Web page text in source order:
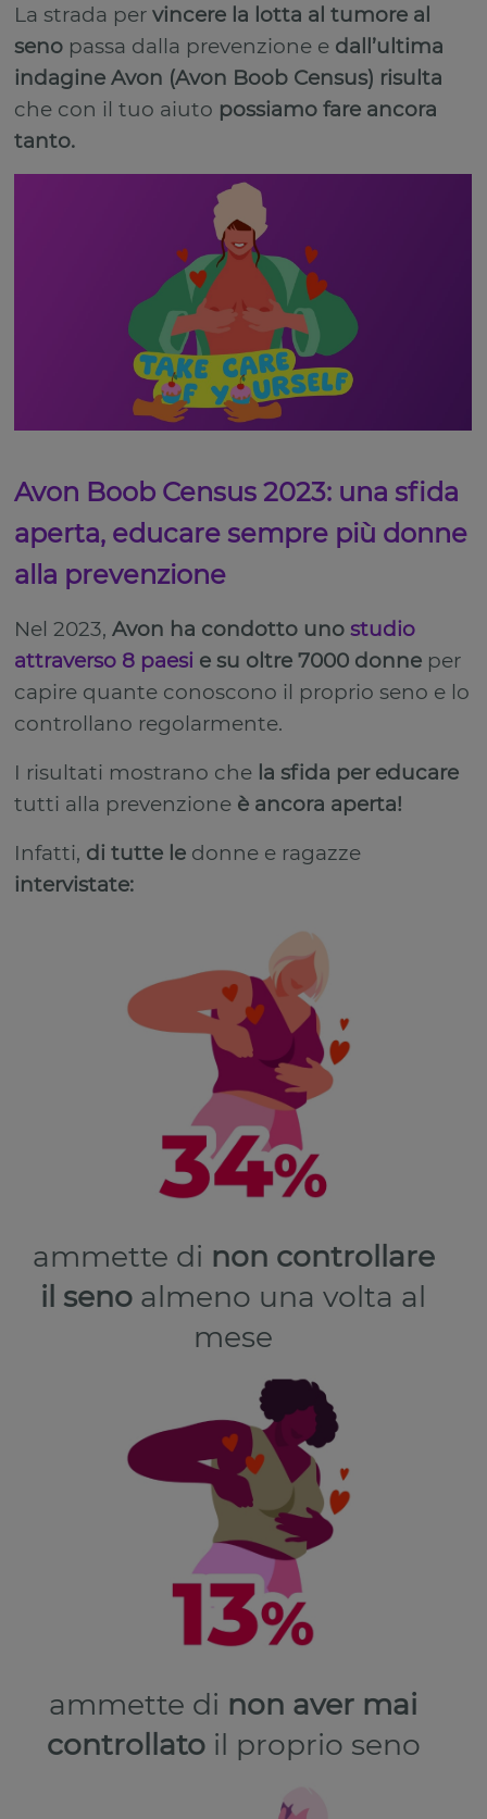
La strada pervincere la lotta al tumore al
seno passa dalla prevenzione e dall’ultima
indagine Avon (Avon Boob Census) risulta
che con il tuo aiuto possiamo fare ancora
tanto.
Avon Boob Census 2023: una sfida
aperta, educare sempre più donne
alla prevenzione
Nel 2023,Avon ha condotto unostudio
attraverso 8 paesi e su oltre 7000 donne per
capire quante conoscono il proprio seno e lo
controllano regolarmente.
I risultati mostrano che la sfida per educare
tutti alla prevenzione è ancora aperta!
Infatti, di tutte le donne e ragazze
intervistate:
ammette di non controllare
il seno almeno una volta al
mese
ammette di non aver mai
controllatoil proprio seno